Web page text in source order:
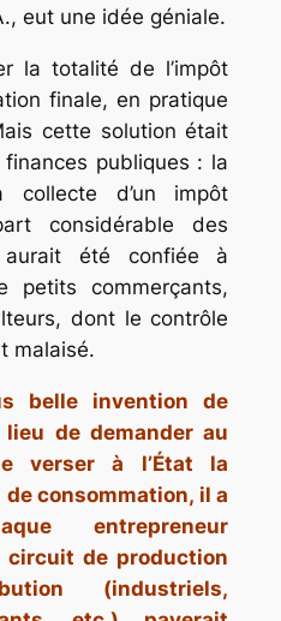
eut une idée géniale.
la totalité de l’impôt
finale, en pratique
cette solution était
publiques : la
collecte d’un impôt
considérable des
aurait été confiée à
petits commerçants,
dont le contrôle
malaisé.
belle invention de
de demander au
verser à l’État la
consommation, il a
entrepreneur
circuit de production
(industriels,